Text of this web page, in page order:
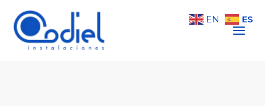
contenido
por:
EN ES